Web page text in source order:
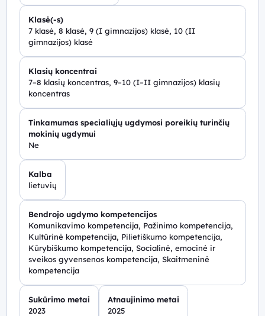
Klasė(-s)
7 klasė, 8 klasė, 9 (I gimnazijos) klasė, 10 (II
gimnazijos) klasė
Klasių koncentrai
7–8 klasių koncentras, 9–10 (I–II gimnazijos) klasių
koncentras
Tinkamumas specialiųjų ugdymosi poreikių turinčių
mokinių ugdymui
Ne
Kalba
lietuvių
Bendrojo ugdymo kompetencijos
Komunikavimo kompetencija, Pažinimo kompetencija,
Kultūrinė kompetencija, Pilietiškumo kompetencija,
Kūrybiškumo kompetencija, Socialinė, emocinė ir
sveikos gyvensenos kompetencija, Skaitmeninė
kompetencija
Sukūrimo metai
2023
Atnaujinimo metai
2025